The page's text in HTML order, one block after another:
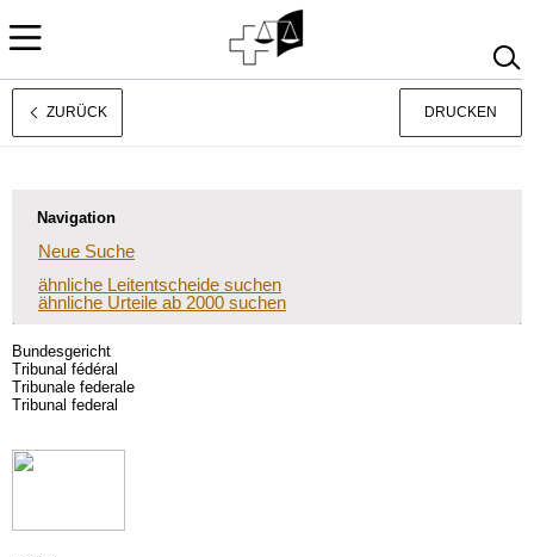
Français
ZURÜCK DRUCKEN
Navigation
Neue Suche
ähnliche Leitentscheide suchen
ähnliche Urteile ab 2000 suchen
Bundesgericht
Tribunal fédéral
Tribunale federale
Tribunal federal